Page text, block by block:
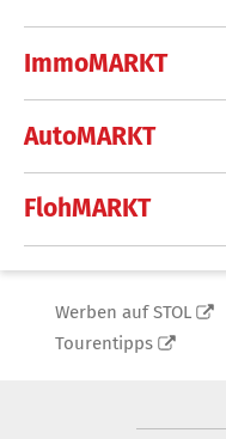
ImmoMARKT
AutoMARKT
FlohMARKT
Werben auf STOL
Tourentipps